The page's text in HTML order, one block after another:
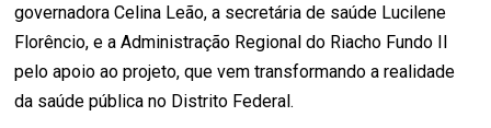
governadora Celina Leão, a secretária de saúde Lucilene
Florêncio, e a Administração Regional do Riacho Fundo II
pelo apoio ao projeto, que vem transformando a realidade
da saúde pública no Distrito Federal.